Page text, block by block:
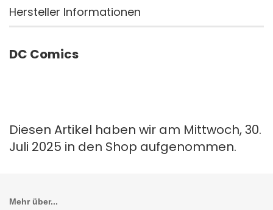
Hersteller Informationen
DC Comics
Diesen Artikel haben wir am Mittwoch, 30.
Juli 2025 in den Shop aufgenommen.
Mehr über...